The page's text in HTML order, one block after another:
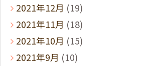
2021年12月 (19)
2021年11月 (18)
2021年10月 (15)
2021年9月 (10)